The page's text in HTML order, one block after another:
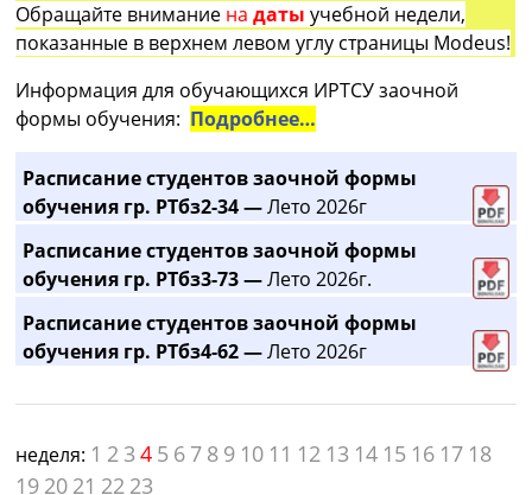
Обращайте внимание на датыучебной недели,
показанные в верхнем левом углу страницы Modeus!
Информация для обучающихся ИРТСУ заочной
формы обучения: Подробнее…
Расписание студентов заочной формы
обучения гр. РТбз2-34 —Лето 2026г
Расписание студентов заочной формы
обучения гр. РТбз3-73 —Лето 2026г.
Расписание студентов заочной формы
обучения гр. РТбз4-62 —Лето 2026г
неделя: 1 2 3 4 5 6 7 8 9 10 11 12 13 14 15 16 17 18
19 20 21 22 23